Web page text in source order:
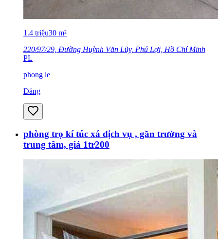
1.4 triệu30 m²
220/97/29, Đường Huỳnh Văn Lũy, Phú Lợi, Hồ Chí Minh
PL
phong le
Đăng
phòng trọ kí túc xá dịch vụ , gần trường và
trung tâm, giá 1tr200